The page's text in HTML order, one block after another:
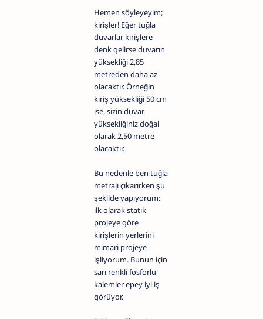
Hemen söyleyeyim;
kirişler! Eğer tuğla
duvarlar kirişlere
denk gelirse duvarın
yüksekliği 2,85
metreden daha az
olacaktır. Örneğin
kiriş yüksekliği 50 cm
ise, sizin duvar
yüksekliğiniz doğal
olarak 2,50 metre
olacaktır.
Bu nedenle ben tuğla
metrajı çıkarırken şu
şekilde yapıyorum:
ilk olarak statik
projeye göre
kirişlerin yerlerini
mimari projeye
işliyorum. Bunun için
sarı renkli fosforlu
kalemler epey iyi iş
görüyor.